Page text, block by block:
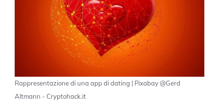
Rappresentazione di una app di dating | Pixabay @Gerd
Altmann - Cryptohack.it